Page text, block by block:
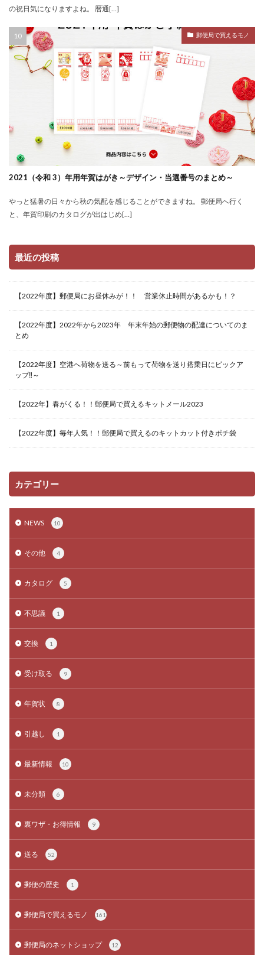
の祝日気になりますよね。 暦通[…]
郵便局で買えるモノ
2021（令和 3）年用年賀はがき～デザイン・当選番号のまとめ～
やっと猛暑の日々から秋の気配を感じることができますね。 郵便局へ行く
と、年賀印刷のカタログが出はじめ[…]
最近の投稿
【2022年度】郵便局にお昼休みが！！ 営業休止時間があるかも！？
【2022年度】2022年から2023年 年末年始の郵便物の配達についてのま
とめ
【2022年度】空港へ荷物を送る～前もって荷物を送り搭乗日にピックア
ップ‼～
【2022年】春がくる！！郵便局で買えるキットメール2023
【2022年度】毎年人気！！郵便局で買えるのキットカット付きポチ袋
カテゴリー
NEWS 10
その他 4
カタログ 5
不思議 1
交換 1
受け取る 9
年賀状 8
引越し 1
最新情報 10
未分類 6
裏ワザ・お得情報 9
送る 52
郵便の歴史 1
郵便局で買えるモノ 161
郵便局のネットショップ 12